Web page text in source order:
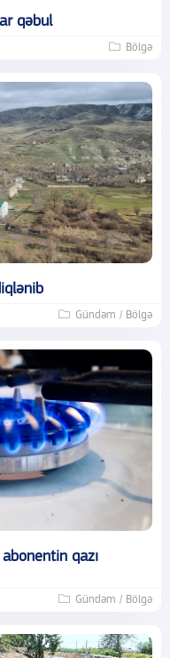
qəbul
Bölgə
Gündəm / Bölgə
qazı
Gündəm / Bölgə